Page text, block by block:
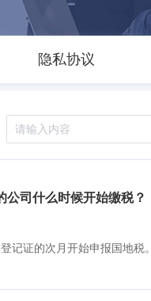
隐私协议
公司什么时候开始缴税？
记证的次月开始申报国地税。